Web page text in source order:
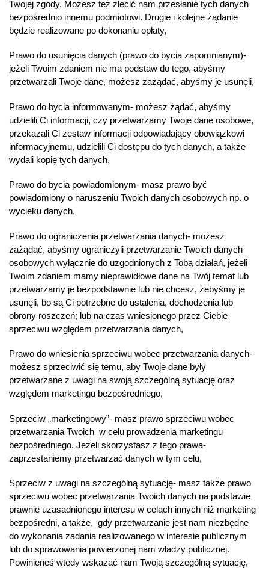
Twojej zgody. Możesz też zlecić nam przesłanie tych danych
bezpośrednio innemu podmiotowi. Drugie i kolejne żądanie
będzie realizowane po dokonaniu opłaty,
Prawo do usunięcia danych (prawo do bycia zapomnianym)-
jeżeli Twoim zdaniem nie ma podstaw do tego, abyśmy
przetwarzali Twoje dane, możesz zażądać, abyśmy je usunęli,
Prawo do bycia informowanym- możesz żądać, abyśmy
udzielili Ci informacji, czy przetwarzamy Twoje dane osobowe,
przekazali Ci zestaw informacji odpowiadający obowiązkowi
informacyjnemu, udzielili Ci dostępu do tych danych, a także
wydali kopię tych danych,
Prawo do bycia powiadomionym- masz prawo być
powiadomiony o naruszeniu Twoich danych osobowych np. o
wycieku danych,
Prawo do ograniczenia przetwarzania danych- możesz
zażądać, abyśmy ograniczyli przetwarzanie Twoich danych
osobowych wyłącznie do uzgodnionych z Tobą działań, jeżeli
Twoim zdaniem mamy nieprawidłowe dane na Twój temat lub
przetwarzamy je bezpodstawnie lub nie chcesz, żebyśmy je
usunęli, bo są Ci potrzebne do ustalenia, dochodzenia lub
obrony roszczeń; lub na czas wniesionego przez Ciebie
sprzeciwu względem przetwarzania danych,
Prawo do wniesienia sprzeciwu wobec przetwarzania danych-
możesz sprzeciwić się temu, aby Twoje dane były
przetwarzane z uwagi na swoją szczególną sytuację oraz
względem marketingu bezpośredniego,
Sprzeciw „marketingowy”- masz prawo sprzeciwu wobec
przetwarzania Twoich w celu prowadzenia marketingu
bezpośredniego. Jeżeli skorzystasz z tego prawa-
zaprzestaniemy przetwarzać danych w tym celu,
Sprzeciw z uwagi na szczególną sytuację- masz także prawo
sprzeciwu wobec przetwarzania Twoich danych na podstawie
prawnie uzasadnionego interesu w celach innych niż marketing
bezpośredni, a także, gdy przetwarzanie jest nam niezbędne
do wykonania zadania realizowanego w interesie publicznym
lub do sprawowania powierzonej nam władzy publicznej.
Powinieneś wtedy wskazać nam Twoją szczególną sytuację,